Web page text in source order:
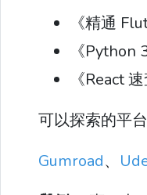
《精通
《Python
《React
可以探索的平台
Gumroad、